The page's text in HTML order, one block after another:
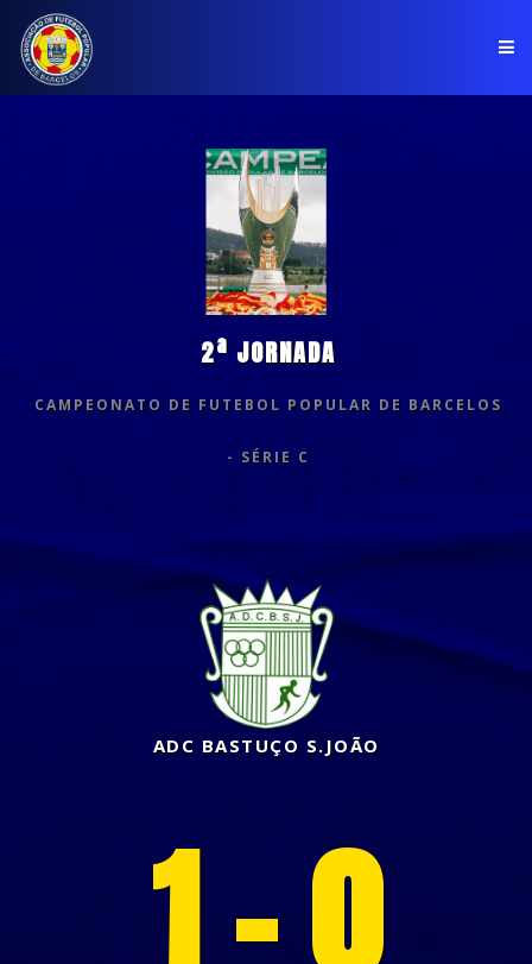
CLUBES
2ª JORNADA
CAMPEONATO DE FUTEBOL POPULAR DE BARCELOS
- SÉRIE C
ADC BASTUÇO S.JOÃO
1 - 0